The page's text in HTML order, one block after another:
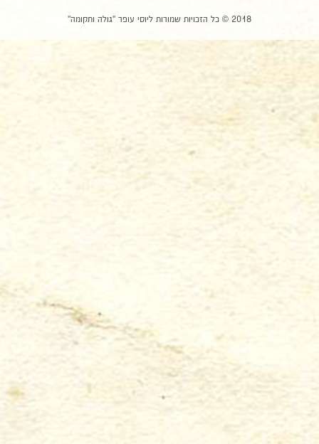
2018 © כל הזכויות שמורות ליוסי עופר "גולה ותקומה"